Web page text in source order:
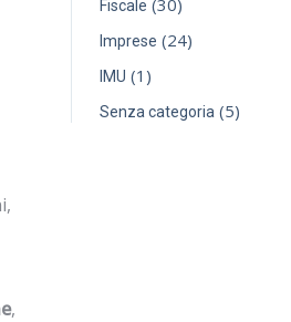
,
Fiscale (30)
Imprese (24)
IMU (1)
Senza categoria (5)